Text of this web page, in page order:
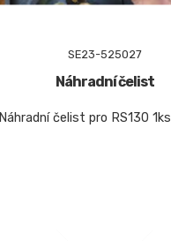
SE23-525027
Náhradní čelist
Náhradní čelist pro RS130 1ks